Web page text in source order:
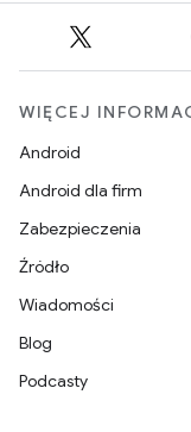
WIĘCEJ
Android
Android dla firm
Zabezpieczenia
Źródło
Wiadomości
Blog
Podcasty